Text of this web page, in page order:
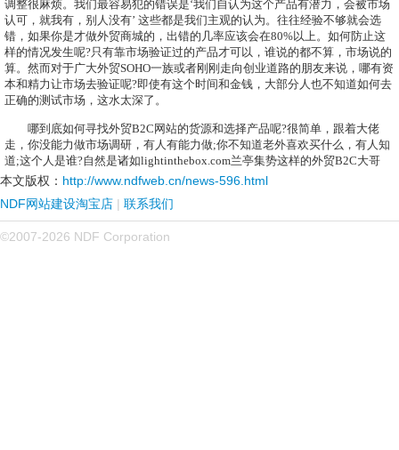
调整很麻烦。我们最容易犯的错误是‘我们自认为这个产品有潜力，会被市场
认可，就我有，别人没有’ 这些都是我们主观的认为。往往经验不够就会选
错，如果你是才做外贸商城的，出错的几率应该会在80%以上。如何防止这
样的情况发生呢?只有靠市场验证过的产品才可以，谁说的都不算，市场说的
算。然而对于广大外贸SOHO一族或者刚刚走向创业道路的朋友来说，哪有资
本和精力让市场去验证呢?即使有这个时间和金钱，大部分人也不知道如何去
正确的测试市场，这水太深了。
哪到底如何寻找外贸B2C 网站的货源和选择产品呢?很简单，跟着大佬
走，你没能力做市场调研，有人有能力做;你不知道老外喜欢买什么，有人知
道;这个人是谁?自然是诸如lightinthebox.com兰亭集势这样的外贸B2C大哥
本文版权： http://www.ndfweb.cn/news-596.html
NDF网站建设淘宝店 | 联系我们
©2007-2026 NDF Corporation